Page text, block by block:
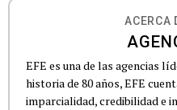
ACERCA
EFE es una de las agencias
historia de 80 años, EFE
imparcialidad, credibilidad e